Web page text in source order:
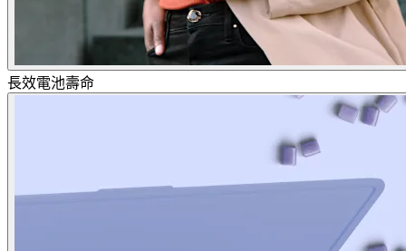
長效電池壽命